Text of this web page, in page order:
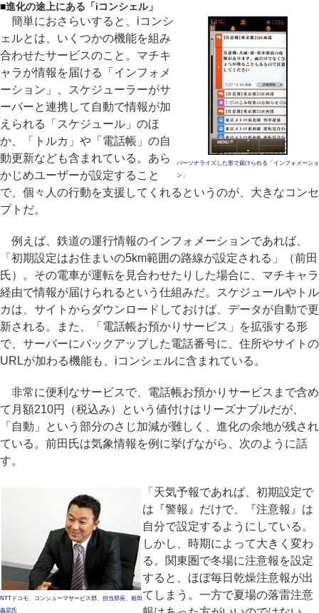
■進化の途上にある「iコンシェル」
パーソナライズした形で届けられる「インフォメーショ
ン」
簡単におさらいすると、iコンシ
ェルとは、いくつかの機能を組み
合わせたサービスのこと。マチキ
ャラが情報を届ける「インフォメ
ーション」、スケジューラーがサ
ーバーと連携して自動で情報が加
えられる「スケジュール」のほ
か、「トルカ」や「電話帳」の自
動更新なども含まれている。あら
かじめユーザーが設定すること
で、個々人の行動を支援してくれるというのが、大きなコンセ
プトだ。
例えば、鉄道の運行情報のインフォメーションであれば、
「初期設定はお住まいの5km範囲の路線が設定される」（前田
氏）。その電車が運転を見合わせたりした場合に、マチキャラ
経由で情報が届けられるという仕組みだ。スケジュールやトル
カは、サイトからダウンロードしておけば、データが自動で更
新される。また、「電話帳お預かりサービス」を拡張する形
で、サーバーにバックアップした電話番号に、住所やサイトの
URLが加わる機能も、iコンシェルに含まれている。
非常に便利なサービスで、電話帳お預かりサービスまで含め
て月額210円（税込み）という値付けはリーズナブルだが、
「自動」という部分のさじ加減が難しく、進化の余地が残され
ている。前田氏は気象情報を例に挙げながら、次のように話
す。
NTTドコモ、コンシューマサービス部、担当部長、前田
義晃氏
「天気予報であれば、初期設定で
は『警報』だけで、『注意報』は
自分で設定するようにしている。
しかし、時期によって大きく変わ
る。関東圏で冬場に注意報を設定
すると、ほぼ毎日乾燥注意報が出
てしまう。一方で夏場の落雷注意